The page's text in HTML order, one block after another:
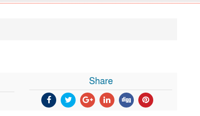
Share